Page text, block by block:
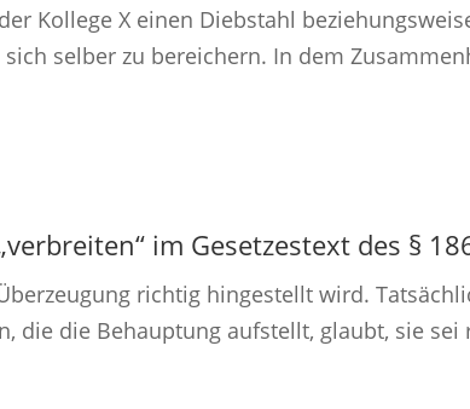
Kollege X einen Diebstahl
selber zu bereichern. In dem
im Gesetzestext des §
richtig hingestellt wird.
die die Behauptung aufstellt, glaubt, sie sei